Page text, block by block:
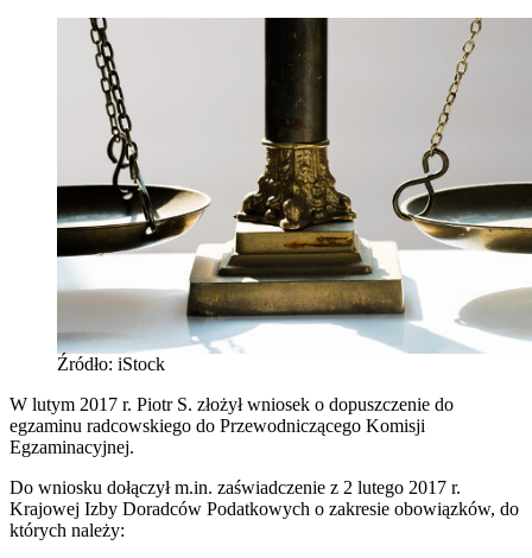
Źródło: iStock
W lutym 2017 r. Piotr S. złożył wniosek o dopuszczenie do
egzaminu radcowskiego do Przewodniczącego Komisji
Egzaminacyjnej.
Do wniosku dołączył m.in. zaświadczenie z 2 lutego 2017 r.
Krajowej Izby Doradców Podatkowych o zakresie obowiązków, do
których należy: